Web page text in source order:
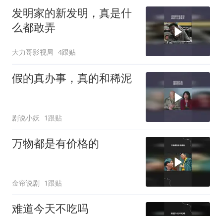
发明家的新发明，真是什
么都敢弄
大力哥影视局 4跟贴
假的真办事，真的和稀泥
剧说小妖 1跟贴
万物都是有价格的
金帘说剧 1跟贴
难道今天不吃吗